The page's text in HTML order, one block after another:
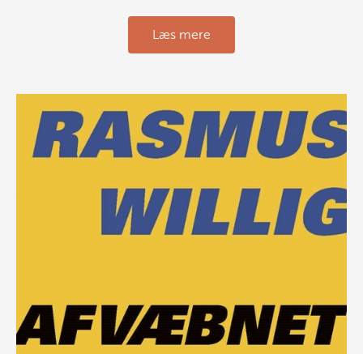
Læs mere